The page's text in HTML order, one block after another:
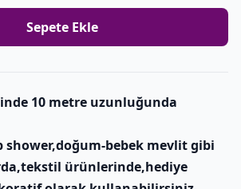
Sepete Ekle
10 metre uzunluğunda
bebek mevlit gibi
ürünlerinde,hediye